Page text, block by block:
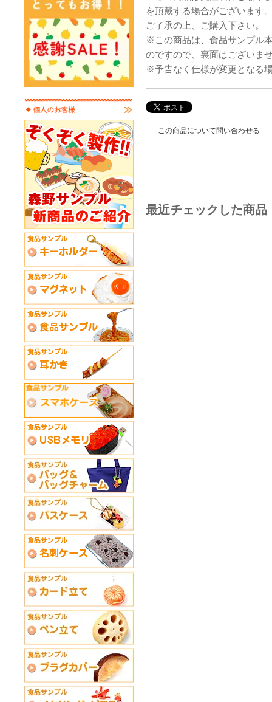
を頂戴する場合がございます
ご了承の上、ご購入下さい。
※この商品は、食品サンプル
のですので、裏面はございま
※予告なく仕様が変更となる
この商品について問い合わせる
最近チェックした商品